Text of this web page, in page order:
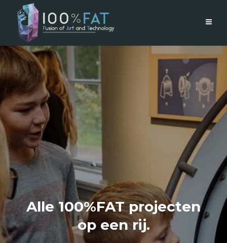
Alle 100%FAT projecten
op een rij.